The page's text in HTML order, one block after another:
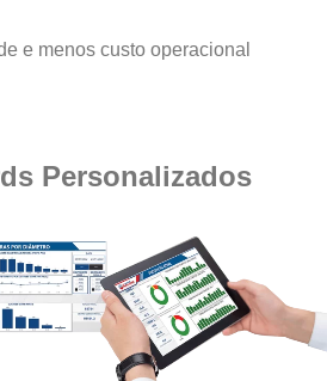
e menos custo operacional
Personalizados